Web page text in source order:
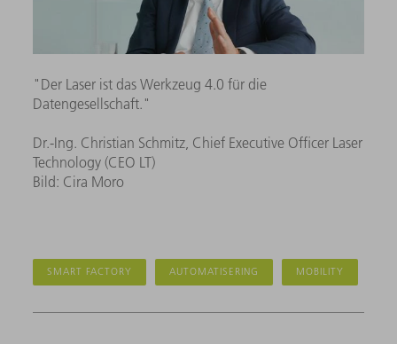
"Der Laser ist das Werkzeug 4.0 für die
Datengesellschaft."
Dr.-Ing. Christian Schmitz, Chief Executive Officer Laser
Technology (CEO LT)
Bild: Cira Moro
SMART FACTORY AUTOMATISERING MOBILITY